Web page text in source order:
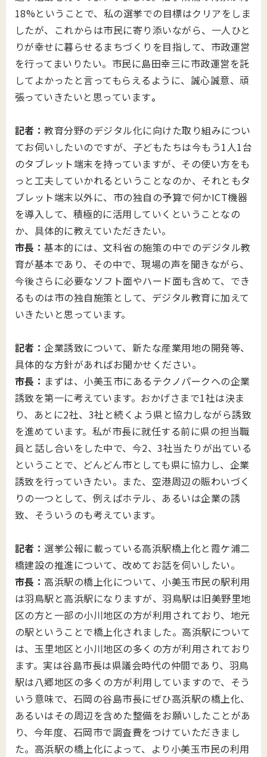
18%ということで、私の選挙での目標はクリアをしま
したが、これからは市民に寄り添いながら、一人ひと
りが幸せに暮らせるまちづくりを目指して、市政運営
を行ってまいりたい。市民に島田幸三に市政運営を託
してよかったと言ってもらえるように、誠心誠意、頑
張っていきたいと思っています。
記者：教育分野のデジタル化に向けた取り組みについ
てお伺いしたいのですが、子どもたちは今もう1人1台
のタブレット端末を持っていますが、その使い方をも
っと工夫していかれるということなのか、それともタ
ブレット端末以外に、市の独自の予算で何かICT機器
を導入して、積極的に活用していくということなの
か、具体的に教えていただきたい。
市長：基本的には、文科省の施策の中でのデジタル教
育が基本であり、その中で、現場の声を聞きながら、
今後さらに必要なソフト面やハード面も含めて、でき
るものは市の独自施策として、デジタル教育に加えて
いきたいと思っています。
記者：企業誘致について、新たな産業用地の開発等、
具体的な方針があればお聞かせください。
市長： まずは、小美玉市にあるテクノパークへの企業
誘致を第一に考えています。おかげさまで1社は決ま
り、あとに2社、3社と続くよう県と協力しながら誘致
を進めています。私が市長に就任する前に県の担当職
員と話し合いをした中で、今2、3社当たりが出ている
ということで、どんどん市としても県に協力し、企業
誘致を行っていきたい。また、空港周辺の賑わいづく
りの一つとして、例えばホテル、あるいは企業の誘
致、そういうのも考えています。
記者： 選挙公報に載っている高浜駅橋上化と霞ケ浦二
橋建設の推進について、改めてお話を伺いしたい。
市長：高浜駅の橋上化について、小美玉市民の駅利用
は羽鳥駅と高浜駅になりますが、羽鳥駅は旧美野里地
区の方と一部の小川地区の方が利用されており、地元
の駅ということで橋上化されました。高浜駅について
は、玉里地区と小川地区の多くの方が利用されており
ます。実は谷島市長は県議会時代の仲間であり、羽鳥
駅は八郷地区の多くの方が利用していますので、そう
いう意味で、石岡の谷島市長にぜひ高浜駅の橋上化、
あるいはその周辺を含めた整備をお願いしたことがあ
り、今年度、石岡市で調査費をつけていただきまし
た。高浜駅の橋上化によって、より小美玉市民の利用